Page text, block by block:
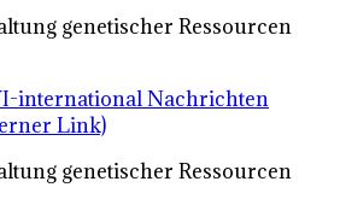
genetischer Ressourcen
international Nachrichten
Link)
genetischer Ressourcen